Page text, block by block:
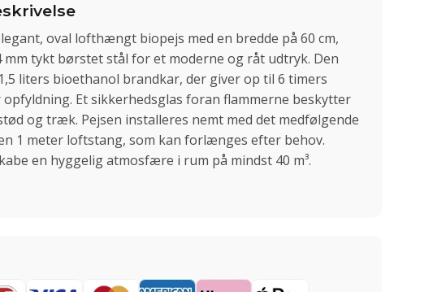
oval lofthængt biopejs med en bredde på 60 cm,
tykt børstet stål for et moderne og råt udtryk. Den
liters bioethanol brandkar, der giver op til 6 timers
Et sikkerhedsglas foran flammerne beskytter
og træk. Pejsen installeres nemt med det medfølgende
1 meter loftstang, som kan forlænges efter behov.
en hyggelig atmosfære i rum på mindst 40 m³.